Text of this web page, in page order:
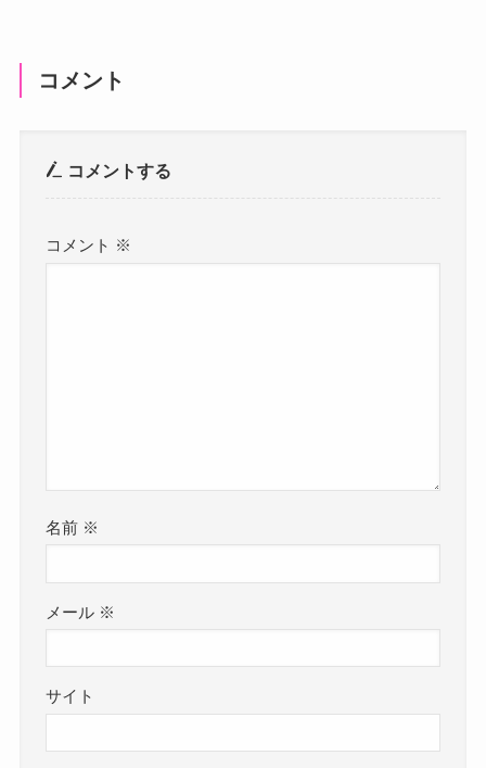
コメント
コメントする
コメント ※
名前 ※
メール ※
サイト